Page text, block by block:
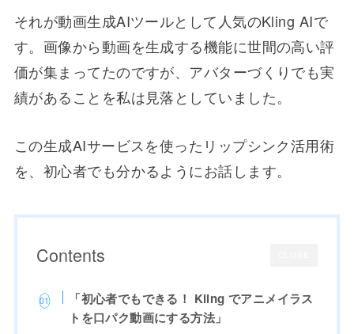
それが動画生成AIツールとして人気のKling AIで
す。画像から動画を生成する機能に世間の高い評
価が集まってたのですが、アバターづくりでも実
績があることを私は見落としていました。
この生成AIサービスを使ったリップシンク活用術
を、初心者でも分かるようにお話します。
Contents
「初心者でもできる！ Kling でアニメイラス
トを口パク動画にする方法」